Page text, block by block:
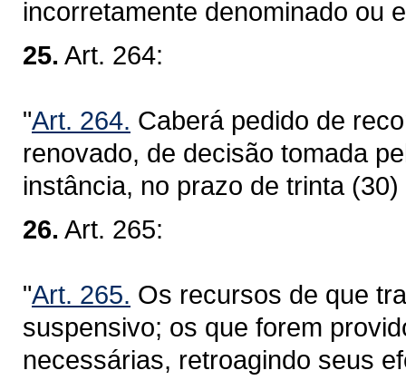
incorretamente denominado ou
25. Art. 264:
"Art. 264. Caberá pedido de
renovado, de decisão tomada
instância, no prazo de trinta (30)
26. Art. 265:
"Art. 265. Os recursos de que
suspensivo; os que forem
necessárias, retroagindo seus